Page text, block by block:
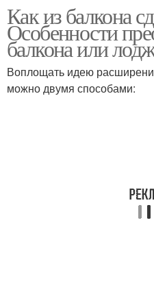
Как из балкона
Особенности
балкона или
Воплощать идею
можно двумя способами: